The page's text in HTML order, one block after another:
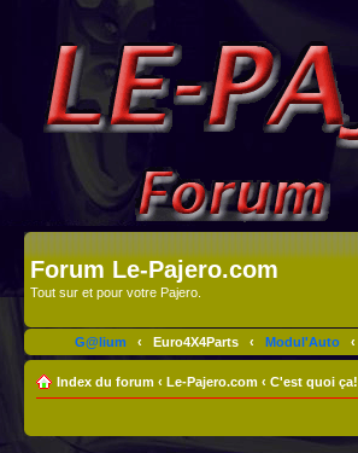
Forum Le-Pajero.com
Tout sur et pour votre Pajero.
G@lium ‹ Euro4X4Parts ‹ Modul'Auto ‹
Index du forum ‹ Le-Pajero.com ‹ C'est quoi ça!